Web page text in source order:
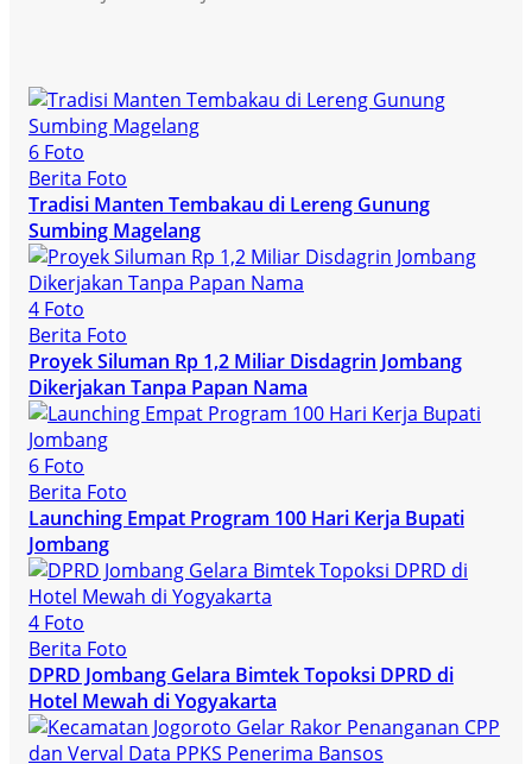
6 Foto
Berita Foto
Tradisi Manten Tembakau di Lereng Gunung
Sumbing Magelang
4 Foto
Berita Foto
Proyek Siluman Rp 1,2 Miliar Disdagrin Jombang
Dikerjakan Tanpa Papan Nama
6 Foto
Berita Foto
Launching Empat Program 100 Hari Kerja Bupati
Jombang
4 Foto
Berita Foto
DPRD Jombang Gelara Bimtek Topoksi DPRD di
Hotel Mewah di Yogyakarta